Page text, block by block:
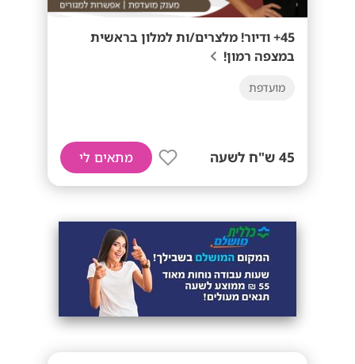
45+ ודיור! מלצרים/ות למלון בראשית
במצפה רמון!
מועדפת
45 ש"ח לשעה מתאים לי